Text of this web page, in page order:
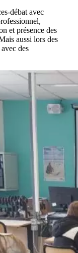
débat avec
et présence des
aussi lors des
des